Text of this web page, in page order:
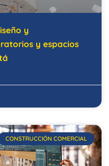
y
y espacios
CONSTRUCCIÓN COMERCIAL